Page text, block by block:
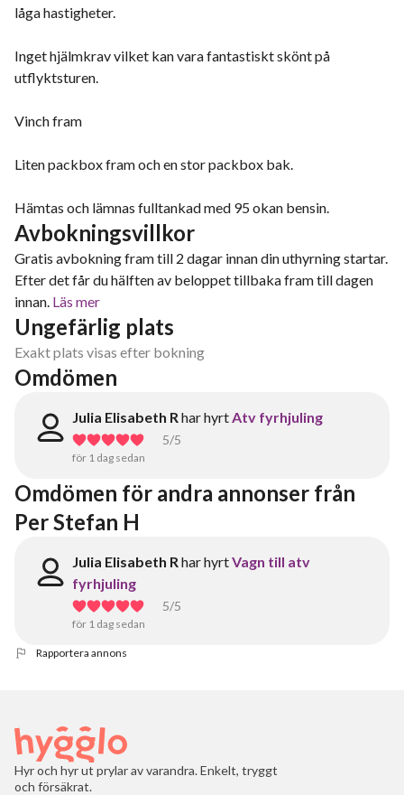
låga hastigheter.
Inget hjälmkrav vilket kan vara fantastiskt skönt på
utflyktsturen.
Vinch fram
Liten packbox fram och en stor packbox bak.
Hämtas och lämnas fulltankad med 95 okan bensin.
Avbokningsvillkor
Gratis avbokning fram till 2 dagar innan din uthyrning startar.
Efter det får du hälften av beloppet tillbaka fram till dagen
innan. Läs mer
Ungefärlig plats
Exakt plats visas efter bokning
Omdömen
Julia Elisabeth Rhar hyrtAtv fyrhjuling
5/5
för 1 dag sedan
Omdömen för andra annonser från
Per Stefan H
Julia Elisabeth Rhar hyrtVagn till atv
fyrhjuling
5/5
för 1 dag sedan
Rapportera annons
Hyr och hyr ut prylar av varandra. Enkelt, tryggt
och försäkrat.